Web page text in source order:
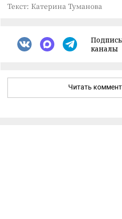
Текст: Катерина Туманова
каналы
Читать